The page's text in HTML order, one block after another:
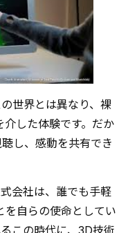
世界とは異なり、裸
した体験です。だか
し、感動を共有でき
会社は、誰でも手軽
を自らの使命としてい